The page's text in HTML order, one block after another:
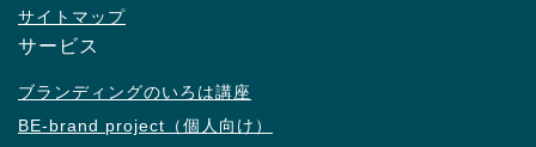
サイトマップ
サービス
ブランディングのいろは講座
BE-brand project（個人向け）